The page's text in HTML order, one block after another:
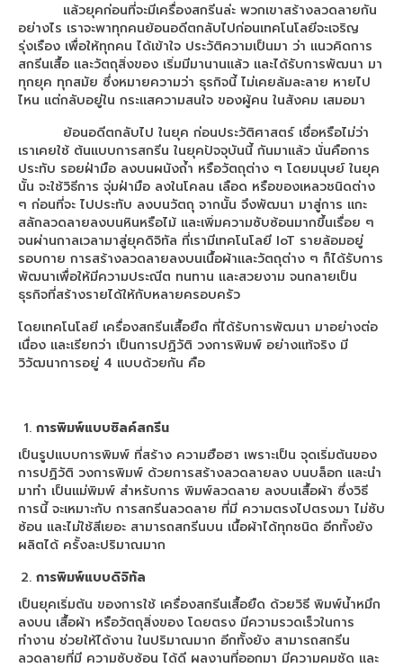
เครื่องพิมพ์ซับลิเมชั่น Epson SC-F9430
sublimation printer
sublimation printing
เครื่องพิมพ์ซับลิเมชั่น Epson SC-F530
Epson DTG
เครื่องพิมพ์เสื้อ SC-F3030
เครื่องพิมพ์เสื้อ SC-F2230
เครื่องพิมพ์ ARENA
Arena sublimation
เครื่องพิมพ์ซับลิเมชั่น Arena A2020
เครื่องพิมพ์ซับลิเมชั่น Arena A3020
เครื่องสกรีนเสื้อ
เครื่องพิมพ์เสื้อ
เครื่องพิมพ์ซับลิเมชั่น Arena A4023
เครื่องพิมพ์ซับลิเมชั่น Arena A8023
เครื่องพิมพ์ซับลิเมชั่น Arena A1522
เครื่องพิมพ์ซับลิเมชั่น
แล้วยุคก่อนที่จะมีเครื่องสกรีนล่ะ พวกเขาสร้างลวดลายกัน
อย่างไร เราจะพาทุกคนย้อนอดีตกลับไปก่อนเทคโนโลยีจะเจริญ
รุ่งเรือง เพื่อให้ทุกคน ได้เข้าใจ ประวัติความเป็นมา ว่า แนวคิดการ
สกรีนเสื้อ และวัตถุสิ่งของ เริ่มมีมานานแล้ว และได้รับการพัฒนา มา
ทุกยุค ทุกสมัย ซึ่งหมายความว่า ธุรกิจนี้ ไม่เคยล้มละลาย หายไป
ไหน แต่กลับอยู่ใน กระแสความสนใจ ของผู้คน ในสังคม เสมอมา
ย้อนอดีตกลับไป ในยุค ก่อนประวัติศาสตร์ เชื่อหรือไม่ว่า
เราเคยใช้ ต้นแบบการสกรีน ในยุคปัจจุบันนี้ กันมาแล้ว นั่นคือการ
ประทับ รอยฝ่ามือ ลงบนผนังถ้ำ หรือวัตถุต่าง ๆ โดยมนุษย์ ในยุค
นั้น จะใช้วิธีการ จุ่มฝ่ามือ ลงในโคลน เลือด หรือของเหลวชนิดต่าง
ๆ ก่อนที่จะ ไปประทับ ลงบนวัตถุ จากนั้น จึงพัฒนา มาสู่การ แกะ
สลักลวดลายลงบนหินหรือไม้ และเพิ่มความซับซ้อนมากขึ้นเรื่อย ๆ
จนผ่านกาลเวลามาสู่ยุคดิจิทัล ที่เรามีเทคโนโลยี IoT รายล้อมอยู่
รอบกาย การสร้างลวดลายลงบนเนื้อผ้าและวัตถุต่าง ๆ ก็ได้รับการ
พัฒนาเพื่อให้มีความประณีต ทนทาน และสวยงาม จนกลายเป็น
ธุรกิจที่สร้างรายได้ให้กับหลายครอบครัว
โดยเทคโนโลยี เครื่องสกรีนเสื้อยืด ที่ได้รับการพัฒนา มาอย่างต่อ
เนื่อง และเรียกว่า เป็นการปฏิวัติ วงการพิมพ์ อย่างแท้จริง มี
วิวัฒนาการอยู่ 4 แบบด้วยกัน คือ
การพิมพ์แบบซิลค์สกรีน
เป็นรูปแบบการพิมพ์ ที่สร้าง ความฮือฮา เพราะเป็น จุดเริ่มต้นของ
การปฏิวัติ วงการพิมพ์ ด้วยการสร้างลวดลายลง บนบล็อก และนำ
มาทำ เป็นแม่พิมพ์ สำหรับการ พิมพ์ลวดลาย ลงบนเสื้อผ้า ซึ่งวิธี
การนี้ จะเหมาะกับ การสกรีนลวดลาย ที่มี ความตรงไปตรงมา ไม่ซับ
ซ้อน และไม่ใช้สีเยอะ สามารถสกรีนบน เนื้อผ้าได้ทุกชนิด อีกทั้งยัง
ผลิตได้ ครั้งละปริมาณมาก
การพิมพ์แบบดิจิทัล
เป็นยุคเริ่มต้น ของการใช้ เครื่องสกรีนเสื้อยืด ด้วยวิธี พิมพ์น้ำหมึก
ลงบน เสื้อผ้า หรือวัตถุสิ่งของ โดยตรง มีความรวดเร็วในการ
ทำงาน ช่วยให้ได้งาน ในปริมาณมาก อีกทั้งยัง สามารถสกรีน
ลวดลายที่มี ความซับซ้อน ได้ดี ผลงานที่ออกมา มีความคมชัด และ